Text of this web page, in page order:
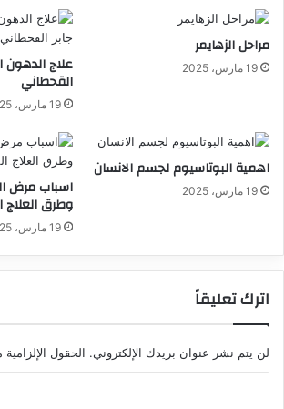
مراحل الزهايمر
19 مارس، 2025 علاج الدهون
القحطاني
19 مارس، 2025
اهمية البوتاسيوم لجسم الانسان
19 مارس، 2025 اسباب مرض
وطرق العلاج
19 مارس، 2025
اترك تعليقاً
لن يتم نشر عنوان بريدك الإلكتروني. الحقول الإلزامية